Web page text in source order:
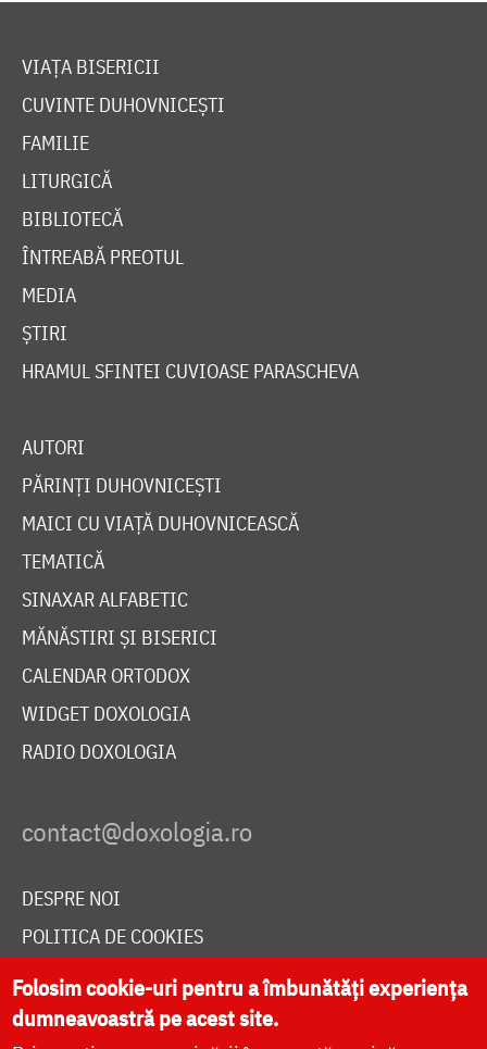
VIAȚA BISERICII
CUVINTE DUHOVNICEȘTI
FAMILIE
LITURGICĂ
BIBLIOTECĂ
ÎNTREABĂ PREOTUL
MEDIA
ȘTIRI
HRAMUL SFINTEI CUVIOASE PARASCHEVA
AUTORI
PĂRINȚI DUHOVNICEȘTI
MAICI CU VIAȚĂ DUHOVNICEASCĂ
TEMATICĂ
SINAXAR ALFABETIC
MĂNĂSTIRI ȘI BISERICI
CALENDAR ORTODOX
WIDGET DOXOLOGIA
RADIO DOXOLOGIA
DESPRE NOI
POLITICA DE COOKIES
DONEAZĂ ONLINE PENTRU CATEDRALA NAȚIONALĂ
Folosim cookie-uri pentru a îmbunătăți experiența
dumneavoastră pe acest site.